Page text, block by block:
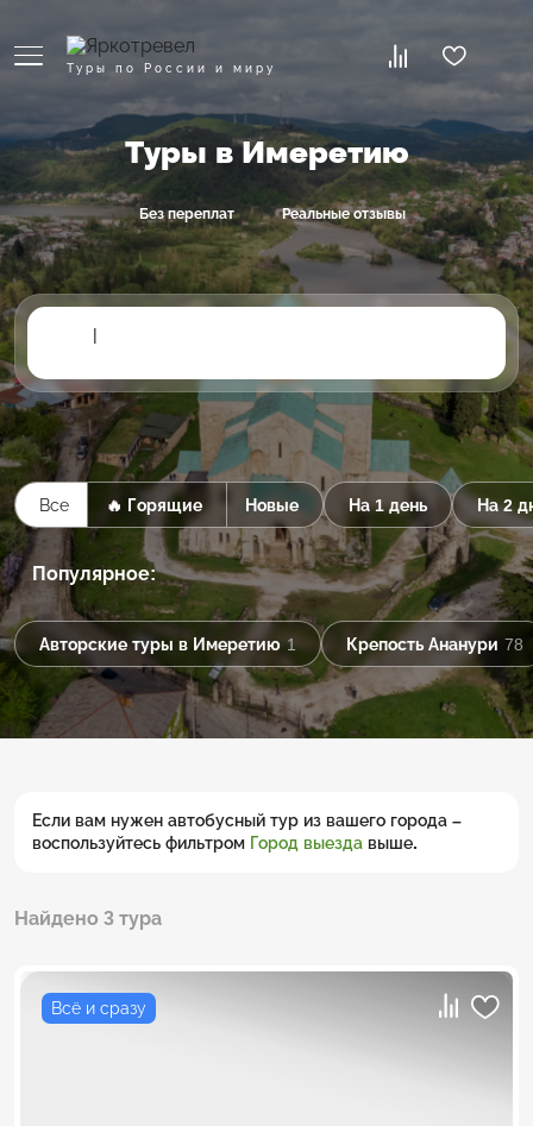
Туры по России и миру
Туры в Имеретию
Без переплат Реальные отзывы
|
Все 🔥 Горящие Новые На 1 день На 2
Популярное:
Авторские туры в Имеретию 1 Крепость Ананури 78
Если вам нужен автобусный тур из вашего города –
воспользуйтесь фильтром Город выезда выше.
Найдено 3 тура
Всё и сразу